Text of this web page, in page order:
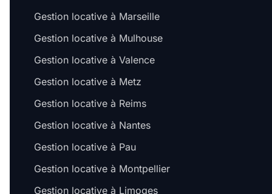
Gestion locative à Marseille
Gestion locative à Mulhouse
Gestion locative à Valence
Gestion locative à Metz
Gestion locative à Reims
Gestion locative à Nantes
Gestion locative à Pau
Gestion locative à Montpellier
Gestion locative à Limoges